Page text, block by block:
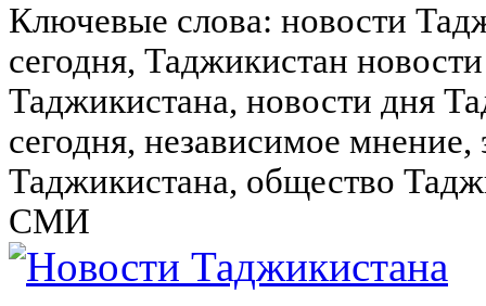
Ключевые слова: новости
сегодня, Таджикистан
Таджикистана, новости дня
сегодня, независимое
Таджикистана, общество
СМИ